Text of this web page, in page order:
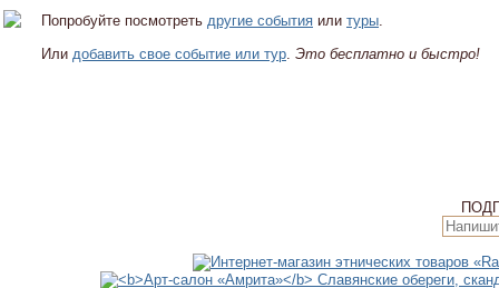
Попробуйте посмотреть другие события или туры
Или добавить свое событие или тур Это бесплатно и быстро!